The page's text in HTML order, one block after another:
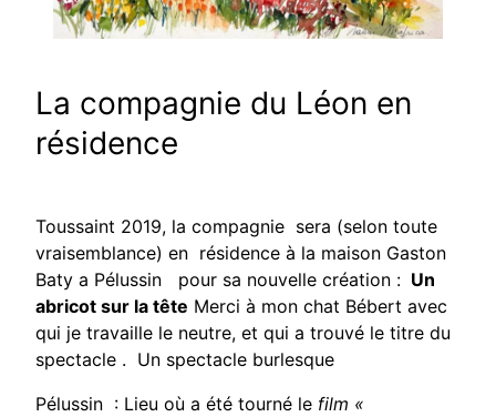
La compagnie du Léon en
résidence
Toussaint 2019, la compagnie sera (selon toute
vraisemblance) en résidence à la maison Gaston
Baty a Pélussin pour sa nouvelle création : Un
abricot sur la tête Merci à mon chat Bébert avec
qui je travaille le neutre, et qui a trouvé le titre du
spectacle . Un spectacle burlesque
Pélussin : Lieu où a été tourné le film «